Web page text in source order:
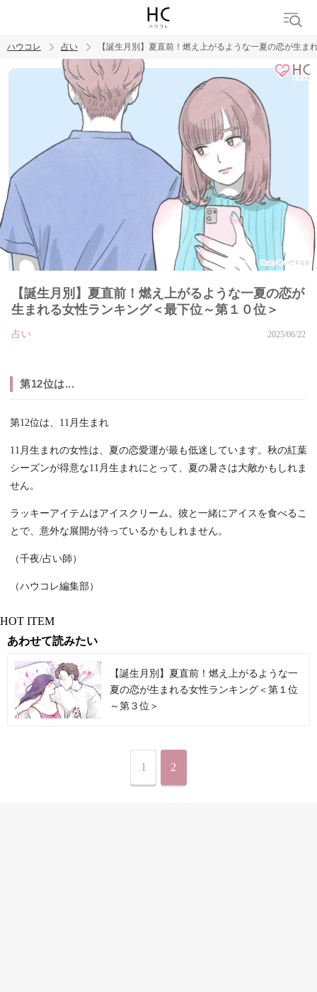
トレンド ワード
ハウコレ 占い 【誕生月別】夏直前！燃え上がるような一夏の恋が生
【誕生月別】夏直前！燃え上がるような一夏の恋が
生まれる女性ランキング＜最下位～第１０位＞
占い 2025/06/22
第12位は...
第12位は、11月生まれ
11月生まれの女性は、夏の恋愛運が最も低迷しています。秋の紅葉
シーズンが得意な11月生まれにとって、夏の暑さは大敵かもしれま
せん。
ラッキーアイテムはアイスクリーム。彼と一緒にアイスを食べるこ
とで、意外な展開が待っているかもしれません。
（千夜/占い師）
（ハウコレ編集部）
HOT ITEM
あわせて読みたい
【誕生月別】夏直前！燃え上がるような一
夏の恋が生まれる女性ランキング＜第１位
～第３位＞
1 2